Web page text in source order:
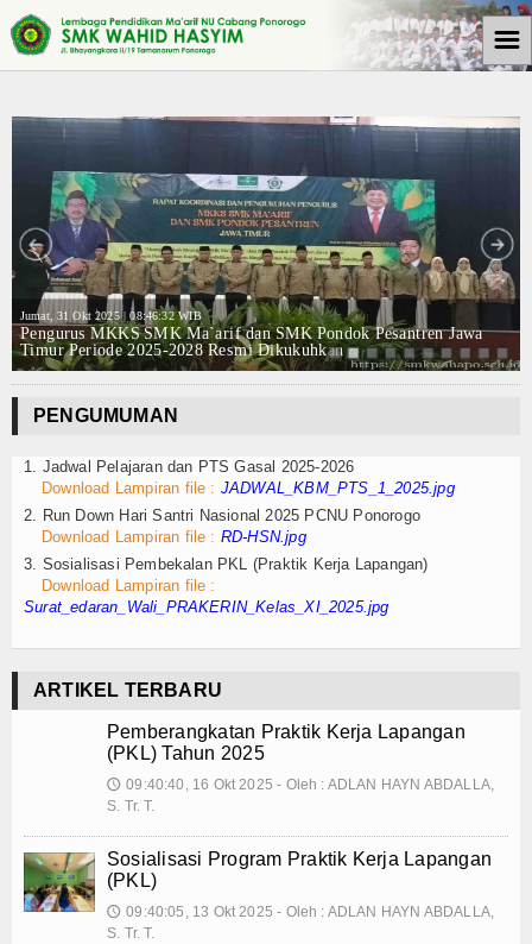
Tulisan
Berita
Media Cyto Farma
Artikel
Pendidikan
Kegiatan Sekolah
Keislaman
Aqidah
Tasawuf
Kisah Hikmah
Tokoh
Khutbah
☰
Caption text
Jumat, 31 Okt 2025 | 08:46:32 WIB
Pengurus MKKS SMK Ma`arif dan SMK Pondok Pesantren Jawa
Timur Periode 2025-2028 Resmi Dikukuhkan
PENGUMUMAN
1. Jadwal Pelajaran dan PTS Gasal 2025-2026
Download Lampiran file : JADWAL_KBM_PTS_1_2025.jpg
2. Run Down Hari Santri Nasional 2025 PCNU Ponorogo
Download Lampiran file : RD-HSN.jpg
3. Sosialisasi Pembekalan PKL (Praktik Kerja Lapangan)
Download Lampiran file :
Surat_edaran_Wali_PRAKERIN_Kelas_XI_2025.jpg
ARTIKEL TERBARU
Pemberangkatan Praktik Kerja Lapangan
(PKL) Tahun 2025
🕔 09:40:40, 16 Okt 2025 - Oleh : ADLAN HAYN ABDALLA,
S. Tr. T.
Sosialisasi Program Praktik Kerja Lapangan
(PKL)
🕔 09:40:05, 13 Okt 2025 - Oleh : ADLAN HAYN ABDALLA,
S. Tr. T.